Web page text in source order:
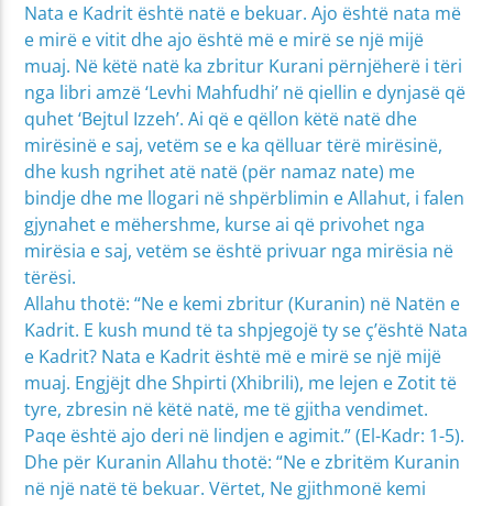
Nata e Kadrit është natë e bekuar. Ajo është nata më
e mirë e vitit dhe ajo është më e mirë se një mijë
muaj. Në këtë natë ka zbritur Kurani përnjëherë i tëri
nga libri amzë ‘Levhi Mahfudhi’ në qiellin e dynjasë që
quhet ‘Bejtul Izzeh’. Ai që e qëllon këtë natë dhe
mirësinë e saj, vetëm se e ka qëlluar tërë mirësinë,
dhe kush ngrihet atë natë (për namaz nate) me
bindje dhe me llogari në shpërblimin e Allahut, i falen
gjynahet e mëhershme, kurse ai që privohet nga
mirësia e saj, vetëm se është privuar nga mirësia në
tërësi.
Allahu thotë: “Ne e kemi zbritur (Kuranin) në Natën e
Kadrit. E kush mund të ta shpjegojë ty se ç’është Nata
e Kadrit? Nata e Kadrit është më e mirë se një mijë
muaj. Engjëjt dhe Shpirti (Xhibrili), me lejen e Zotit të
tyre, zbresin në këtë natë, me të gjitha vendimet.
Paqe është ajo deri në lindjen e agimit.” (El-Kadr: 1-5).
Dhe për Kuranin Allahu thotë: “Ne e zbritëm Kuranin
në një natë të bekuar. Vërtet, Ne gjithmonë kemi